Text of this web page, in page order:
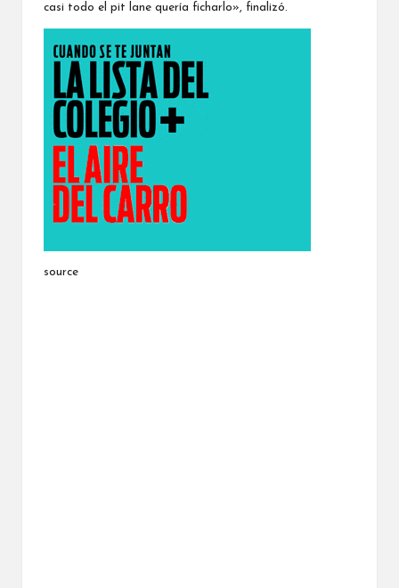
casi todo el pit lane quería ficharlo», finalizó.
source